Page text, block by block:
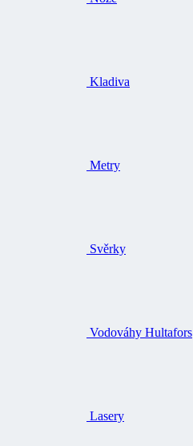
Kladiva
Metry
Svěrky
Vodováhy Hultafors
Lasery